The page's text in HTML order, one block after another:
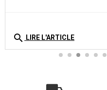
search LIRE L'ARTICLE